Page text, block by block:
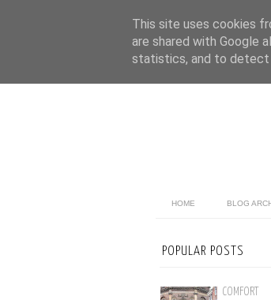
HOME BLOG
POPULAR POSTS
COMFORT
This site uses cookies
are shared with Google
statistics, and to detect